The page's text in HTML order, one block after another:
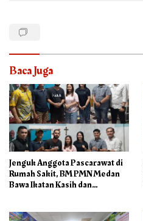
Baca Juga
Jenguk Anggota Pascarawat di
Rumah Sakit, BM PMN Medan
Bawa Ikatan Kasih dan